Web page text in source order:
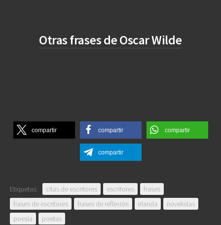
Otras frases de Oscar Wilde
compartir compartir compartir
compartir
Etiquetas: citas de escritores escritores
frases
frases de escritores
frases de reflexión irlanda
novelistas
poesia
poetas